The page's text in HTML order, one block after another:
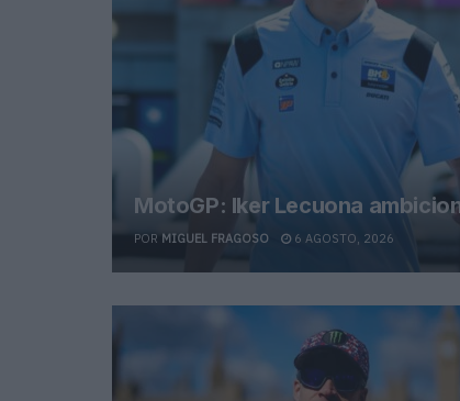
MotoGP: Iker Lecuona
POR MIGUEL FRAGOSO 6 AGOSTO, 2026